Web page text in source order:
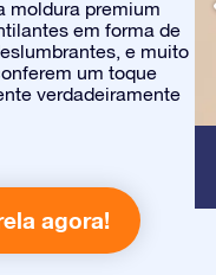
moldura premium
em forma de
e muito
um toque
verdadeiramente
agora!